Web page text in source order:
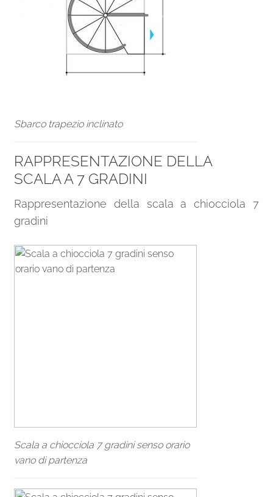
Sbarco trapezio inclinato
RAPPRESENTAZIONE DELLA
SCALA A 7 GRADINI
Rappresentazione della scala a chiocciola 7
gradini
Scala a chiocciola 7 gradini senso orario
vano di partenza